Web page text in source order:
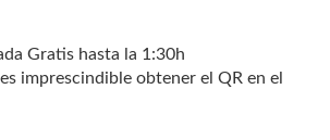
Gratis hasta la 1:30h
imprescindible obtener el QR en el